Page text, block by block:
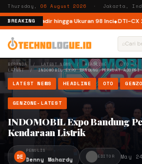
Thursday,06 August 2026 · Jakarta,
BREAKING
Kini Hadir hingga Ukuran 98 Inci DTI-CX
⌕
BERANDA / LATEST NEWS/HEADLINE /OTO
LATEST/INDOMOBIL EXPO BANDUNG PERKUAT
LATEST NEWS HEADLINE OTO
GENZONE-LATEST
INDOMOBIL Expo Bandung
Kendaraan Listrik
DE
PENULIS
Denny Mahardy EDITOR
May